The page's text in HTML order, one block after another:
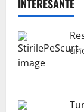
INTERESANTE